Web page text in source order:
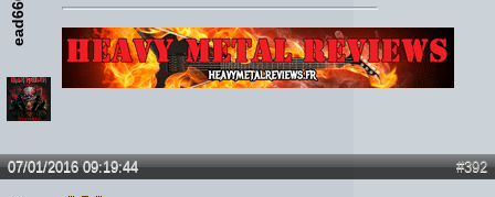
ead666
#392
07/01/2016 09:19:44